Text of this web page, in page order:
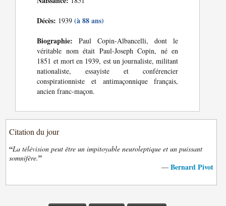
Décès: 1939(à 88 ans)
Biographie: Paul Copin-Albancelli, dont le
véritable nom était Paul-Joseph Copin, né en
1851 et mort en 1939, est un journaliste, militant
nationaliste, essayiste et conférencier
conspirationniste et antimaçonnique français,
ancien franc-maçon.
Citation du jour
“La télévision peut être un impitoyable neuroleptique et un puissant
somnifère.”
— Bernard Pivot